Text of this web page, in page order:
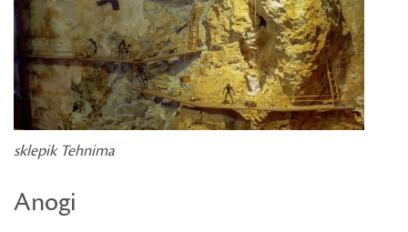
sklepik Tehnima
Anogi